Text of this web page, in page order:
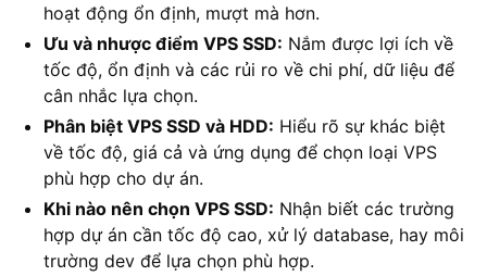
hoạt động ổn định, mượt mà hơn.
Ưu và nhược điểm VPS SSD: Nắm được lợi ích về
tốc độ, ổn định và các rủi ro về chi phí, dữ liệu để
cân nhắc lựa chọn.
Phân biệt VPS SSD và HDD: Hiểu rõ sự khác biệt
về tốc độ, giá cả và ứng dụng để chọn loại VPS
phù hợp cho dự án.
Khi nào nên chọn VPS SSD: Nhận biết các trường
hợp dự án cần tốc độ cao, xử lý database, hay môi
trường dev để lựa chọn phù hợp.